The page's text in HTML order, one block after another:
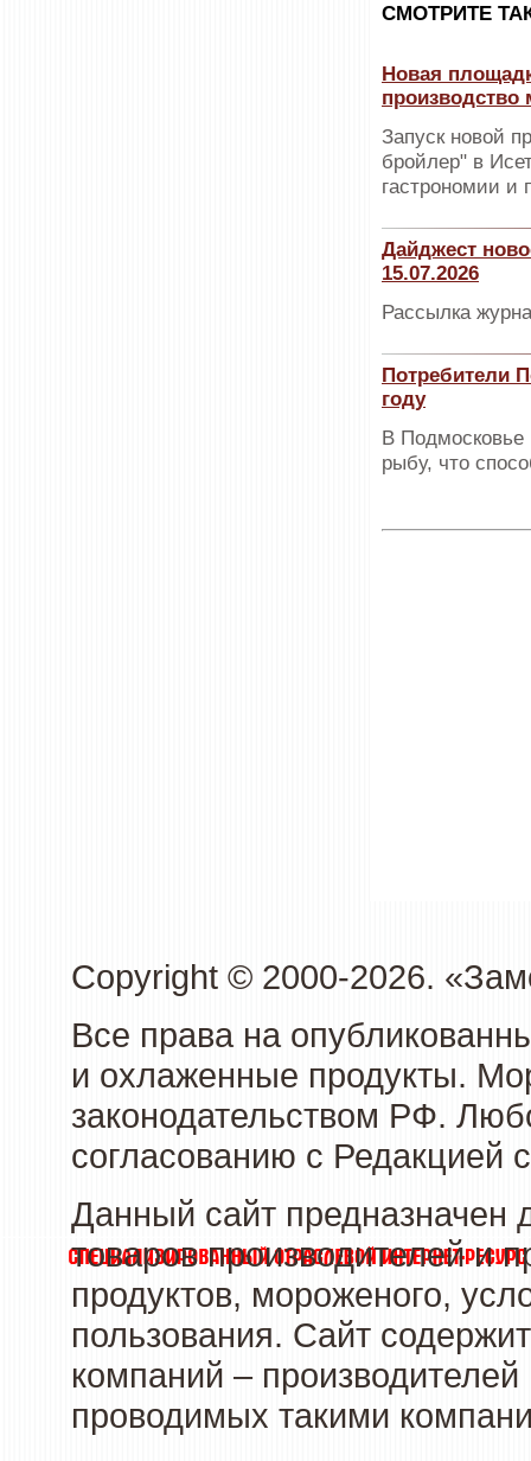
CМОТРИТЕ
Новая
производство
Запуск новой
бройлер" в
гастрономии и
Дайджест
15.07.2026
Рассылка
Потребители
году
В Подмосковье
рыбу, что
Copyright © 2000-2026.
Все права на
и охлаженные продукты.
законодательством РФ.
согласованию с Редакцией
Данный сайт предназначен
товаров производителей и
продуктов, мороженого,
пользования. Сайт
компаний –
проводимых такими